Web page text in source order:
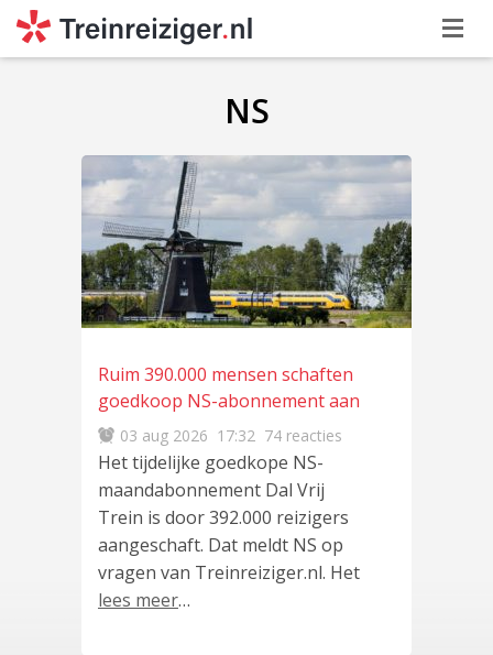
NS
Ruim 390.000 mensen schaften
goedkoop NS-abonnement aan
03 aug 2026 17:32 74 reacties
Het tijdelijke goedkope NS-
maandabonnement Dal Vrij
Trein is door 392.000 reizigers
aangeschaft. Dat meldt NS op
vragen van Treinreiziger.nl. Het
lees meer…